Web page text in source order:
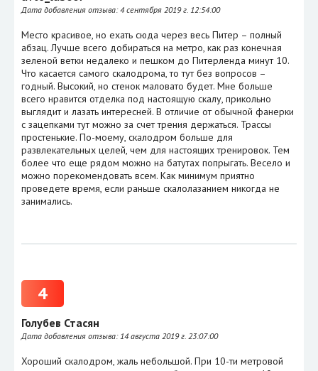
Дата добавления отзыва:4 сентября 2019 г. 12:54:00
Место красивое, но ехать сюда через весь Питер – полный
абзац. Лучше всего добираться на метро, как раз конечная
зеленой ветки недалеко и пешком до Питерленда минут 10.
Что касается самого скалодрома, то тут без вопросов –
годный. Высокий, но стенок маловато будет. Мне больше
всего нравится отделка под настоящую скалу, прикольно
выглядит и лазать интересней. В отличие от обычной фанерки
с зацепками тут можно за счет трения держаться. Трассы
простенькие. По-моему, скалодром больше для
развлекательных целей, чем для настоящих тренировок. Тем
более что еще рядом можно на батутах попрыгать. Весело и
можно порекомендовать всем. Как минимум приятно
проведете время, если раньше скалолазанием никогда не
занимались.
Голубев Стасян
Дата добавления отзыва:14 августа 2019 г. 23:07:00
4
Хороший скалодром, жаль небольшой. При 10-ти метровой